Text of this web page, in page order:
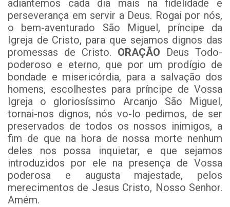
adiantemos cada dia mais na fidelidade e
perseverança em servir a Deus. Rogai por nós,
o bem-aventurado São Miguel, príncipe da
Igreja de Cristo, para que sejamos dignos das
promessas de Cristo. ORAÇÃO Deus Todo-
poderoso e eterno, que por um prodígio de
bondade e misericórdia, para a salvação dos
homens, escolhestes para príncipe de Vossa
Igreja o gloriosíssimo Arcanjo São Miguel,
tornai-nos dignos, nós vo-lo pedimos, de ser
preservados de todos os nossos inimigos, a
fim de que na hora de nossa morte nenhum
deles nos possa inquietar, e que sejamos
introduzidos por ele na presença de Vossa
poderosa e augusta majestade, pelos
merecimentos de Jesus Cristo, Nosso Senhor.
Amém.